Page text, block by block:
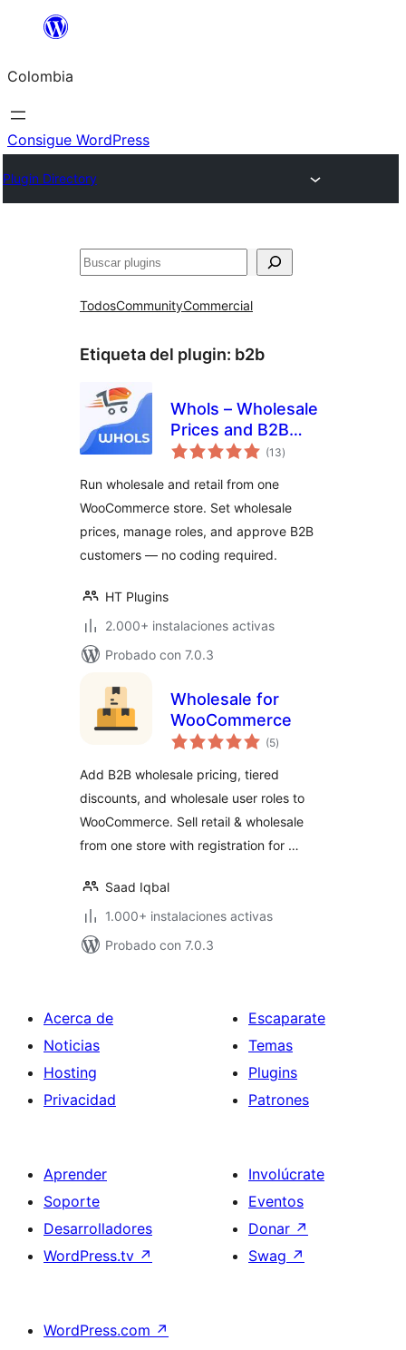
Saltar
contenido
Colombia
Consigue WordPress
Plugin Directory
Buscar
TodosCommunityCommercial
Etiqueta del plugin: b2b
Whols – Wholesale
Prices and B2B
Store Solution for
(13total
de
)
Run wholesale and retail from one
WooCommerce store. Set wholesale
prices, manage roles, and approve B2B
customers — no coding required.
HT Plugins
2.000+ instalaciones activas
Probado con 7.0.3
Wholesale for
WooCommerce
(5total
de
)
Add B2B wholesale pricing, tiered
discounts, and wholesale user roles to
WooCommerce. Sell retail & wholesale
from one store with registration for …
Saad Iqbal
1.000+ instalaciones activas
Probado con 7.0.3
Acerca de
Noticias
Hosting
Privacidad
Escaparate
Temas
Plugins
Patrones
Aprender
Soporte
Desarrolladores
WordPress.tv ↗
Involúcrate
Eventos
Donar ↗
Swag ↗
WordPress.com ↗